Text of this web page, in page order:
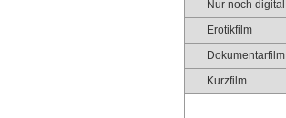
Nur noch digital
Erotikfilm
Dokumentarfilm
Kurzfilm